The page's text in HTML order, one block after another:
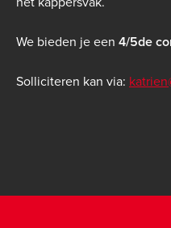
We bieden je een 4/5de
Solliciteren kan via: